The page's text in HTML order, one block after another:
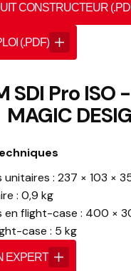
CONSTRUCTEUR
(.PDF)
SDI Pro ISO
MAGIC
unitaires : 237 × 103 ×
: 0,9 kg
en flight-case : 400 ×
case : 5 kg
EXPERT